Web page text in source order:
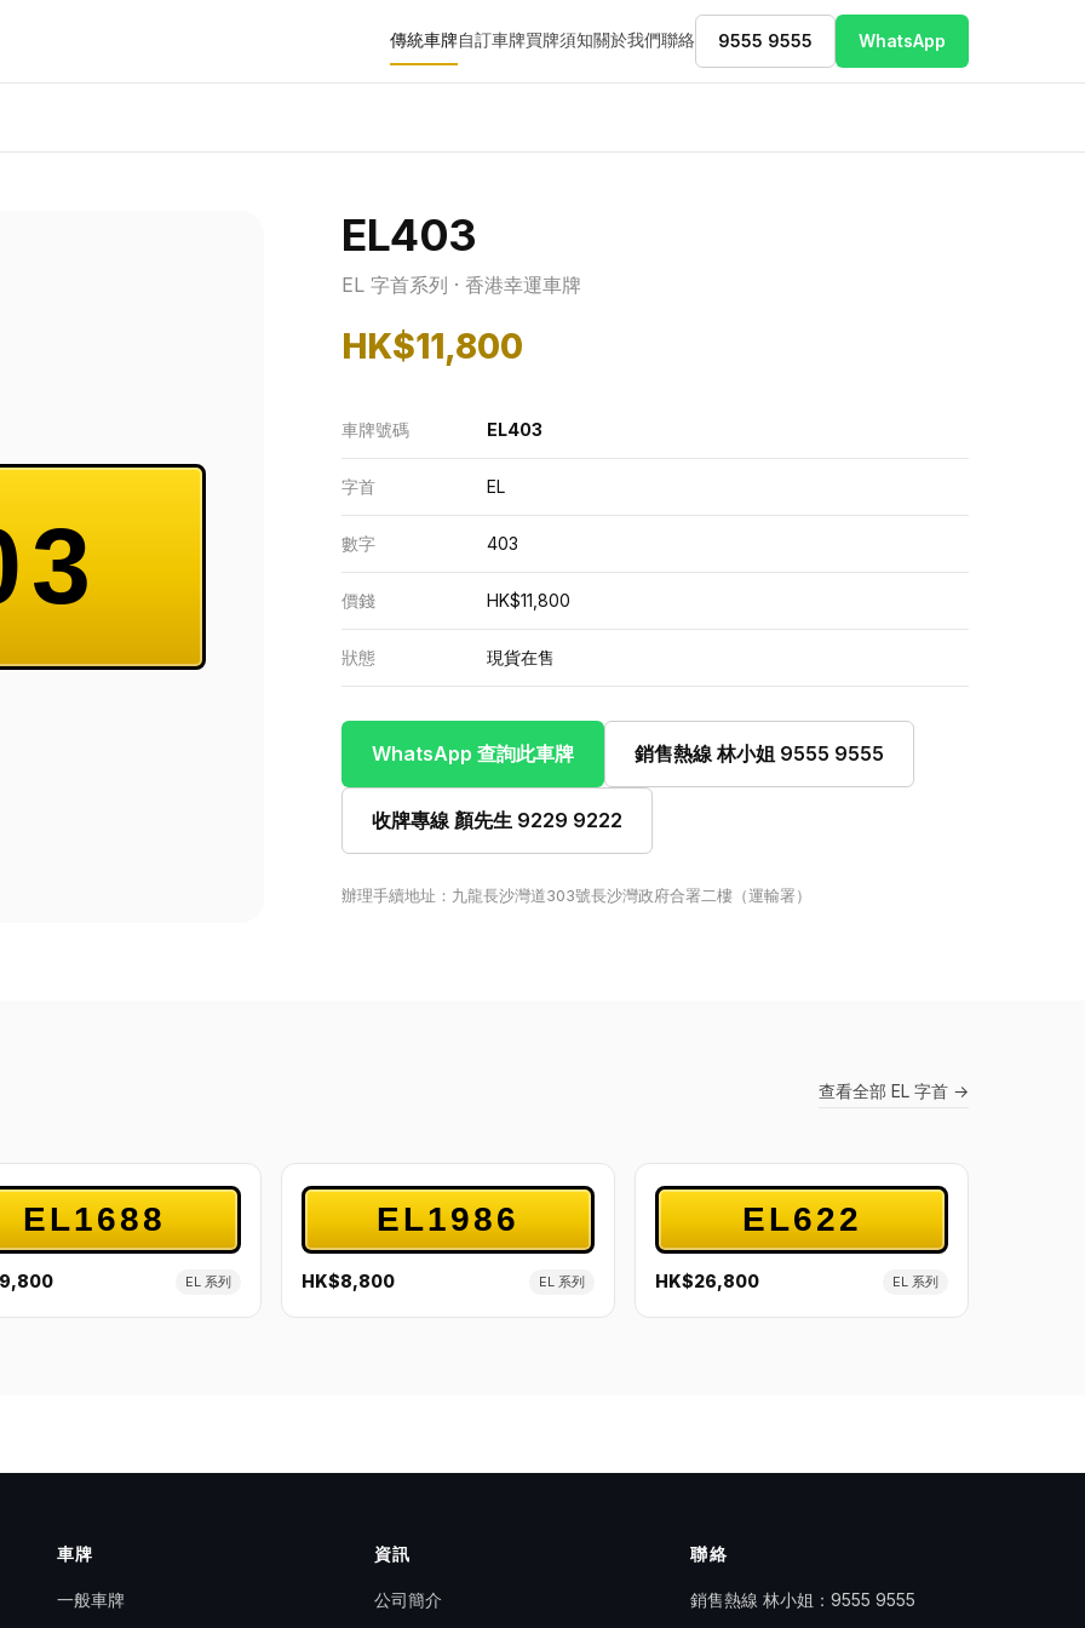
傳統車牌自訂車牌買牌須知關於我們聯絡 9555 9555 WhatsApp
EL403
EL 字首系列 · 香港幸運車牌
HK$11,800
車牌號碼 EL403
字首 EL
數字 403
價錢 HK$11,800
狀態 現貨在售
WhatsApp 查詢此車牌 銷售熱線 林小姐 9555 9555
收牌專線 顏先生 9229 9222
辦理手續地址：九龍長沙灣道303號長沙灣政府合署二樓（運輸署）
查看全部 EL 字首 →
EL1688
EL 系列
EL1986
HK$8,800 EL 系列
EL622
HK$26,800 EL 系列
車牌
一般車牌
資訊
公司簡介
聯絡
銷售熱線 林小姐：9555 9555